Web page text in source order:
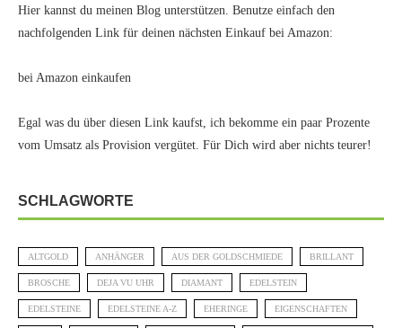
Hier kannst du meinen Blog unterstützen. Benutze einfach den
nachfolgenden Link für deinen nächsten Einkauf bei Amazon:
bei Amazon einkaufen
Egal was du über diesen Link kaufst, ich bekomme ein paar Prozente
vom Umsatz als Provision vergütet. Für Dich wird aber nichts teurer!
SCHLAGWORTE
ALTGOLD ANHÄNGER AUS DER GOLDSCHMIEDE BRILLANT
BROSCHE DEJA VU UHR DIAMANT EDELSTEIN
EDELSTEINE EDELSTEINE A-Z EHERINGE EIGENSCHAFTEN